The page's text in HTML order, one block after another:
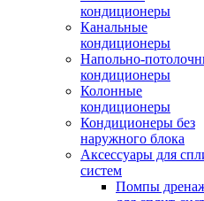
кондиционеры
Канальные
кондиционеры
Напольно-
кондиционеры
Колонные
кондиционеры
Кондиционеры без
наружного блока
Аксессуары для
систем
Помпы